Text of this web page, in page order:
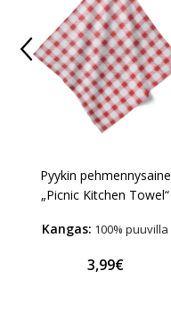
Pyykin pehmennysaine
„Picnic Kitchen Towel“
Kangas: 100% puuvilla
3,99€